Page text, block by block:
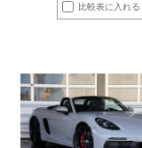
比較表に入れる